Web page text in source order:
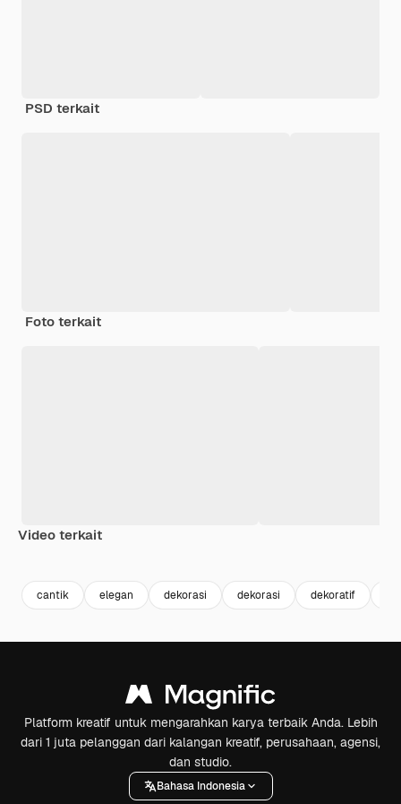
PSD terkait
Foto terkait
Video terkait
cantik elegan dekorasi dekorasi dekoratif
Platform kreatif untuk mengarahkan karya terbaik Anda. Lebih
dari 1 juta pelanggan dari kalangan kreatif, perusahaan, agensi,
dan studio.
Bahasa Indonesia